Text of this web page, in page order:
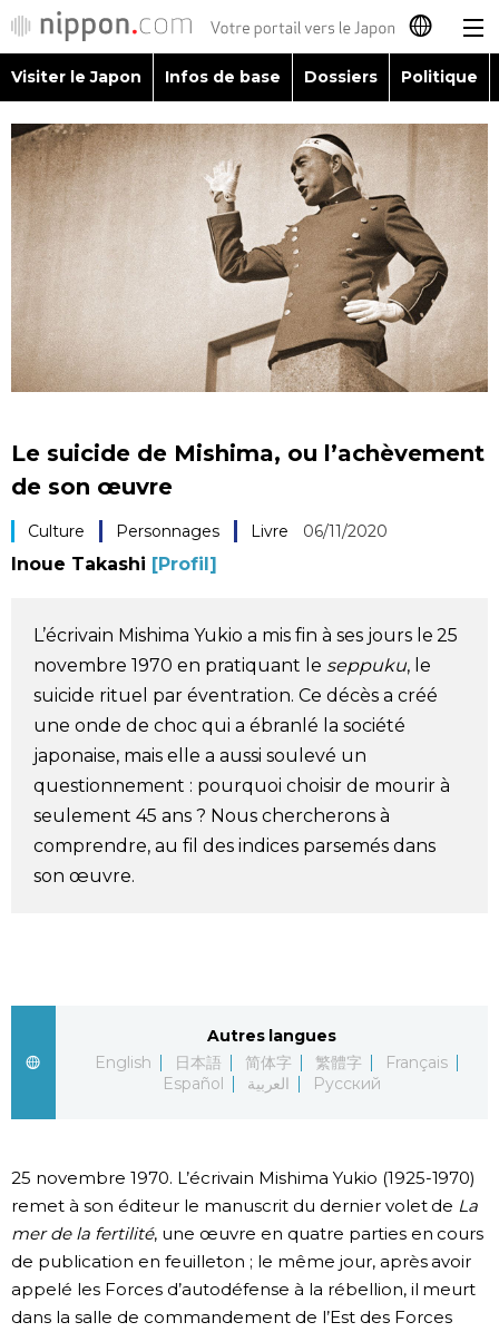
日本語
English
简体字
繁體字
Español
العربية
Visiter le Japon
Infos de base
Dossiers
Économie
Société
Gastronomie
Le japonais
En plus
Données
Tokyo
official SNS
Visiter le Japon Infos de base Dossiers Politique
Le suicide de Mishima, ou l’achèvement
de son œuvre
Culture Personnages Livre 06/11/2020
Inoue Takashi [Profil]
L’écrivain Mishima Yukio a mis fin à ses jours le 25
novembre 1970 en pratiquant le seppuku, le
suicide rituel par éventration. Ce décès a créé
une onde de choc qui a ébranlé la société
japonaise, mais elle a aussi soulevé un
questionnement : pourquoi choisir de mourir à
seulement 45 ans ? Nous chercherons à
comprendre, au fil des indices parsemés dans
son œuvre.
Autres langues
English
日本語 简体字 繁體字
Français
Español
العربية Русский
25 novembre 1970. L’écrivain Mishima Yukio (1925-1970)
remet à son éditeur le manuscrit du dernier volet de La
mer de la fertilité, une œuvre en quatre parties en cours
de publication en feuilleton ; le même jour, après avoir
appelé les Forces d’autodéfense à la rébellion, il meurt
dans la salle de commandement de l’Est des Forces